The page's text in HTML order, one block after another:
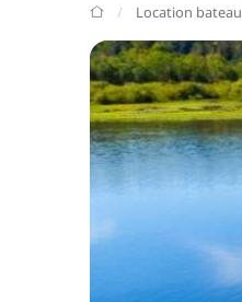
GlobeSailor
Location bateau